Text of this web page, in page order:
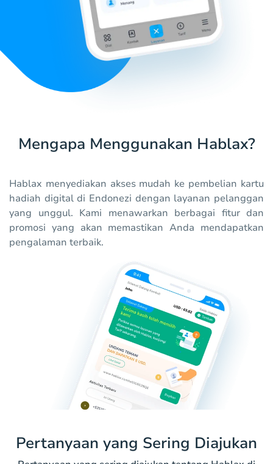
Mengapa Menggunakan Hablax?
Hablax menyediakan akses mudah ke pembelian kartu
hadiah digital di Endonezi dengan layanan pelanggan
yang unggul. Kami menawarkan berbagai fitur dan
promosi yang akan memastikan Anda mendapatkan
pengalaman terbaik.
Pertanyaan yang Sering Diajukan